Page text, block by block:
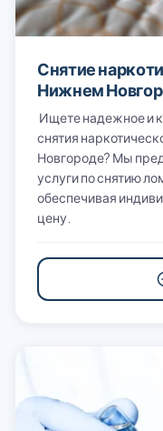
Снятие
Нижнем
Ищете надежное и
снятия
Новгороде? Мы
услуги по снятию
обеспечивая
цену.